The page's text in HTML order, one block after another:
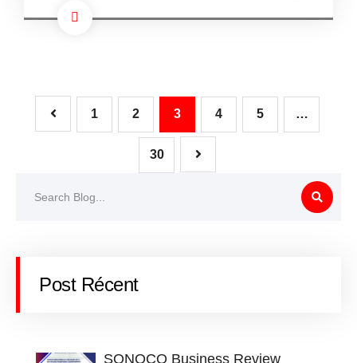
1 2 3 4 5 …
30
Post Récent
SONOCO Business Review